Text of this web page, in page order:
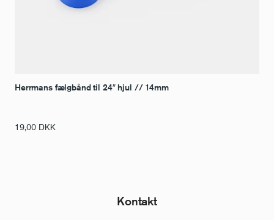
Herrmans fælgbånd til 24″ hjul // 14mm
19,00 DKK
Kontakt